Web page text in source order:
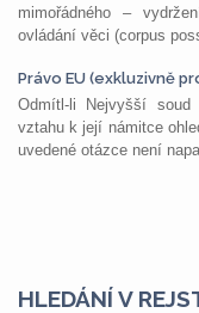
mimořádného –
ovládání věci (corpus
Právo EU (exkluzivně
Odmítl-li Nejvyšší soud
vztahu k její námitce
uvedené otázce není
HLEDÁNÍ V